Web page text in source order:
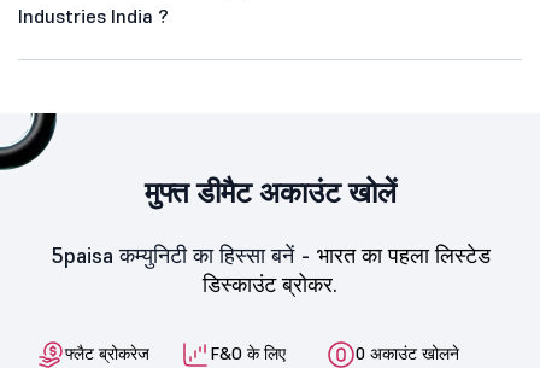
Industries India ?
मुफ्त डीमैट अकाउंट खोलें
5paisa कम्युनिटी का हिस्सा बनें - भारत का पहला लिस्टेड
डिस्काउंट ब्रोकर.
फ्लैट ब्रोकरेज
F&O के लिए
0 अकाउंट खोलने